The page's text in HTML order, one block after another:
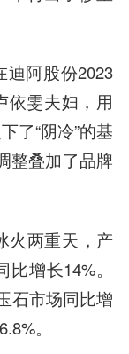
迪阿股份2023
依雯夫妇，用
了“阴冷”的基
整叠加了品牌
火两重天，产
增长14%。
石市场同比增
。